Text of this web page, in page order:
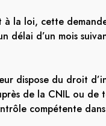
à la loi, cette
délai d’un mois
dispose du droit
de la CNIL ou de
compétente